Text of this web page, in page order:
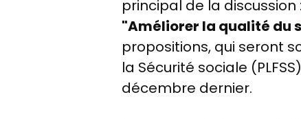
principal de la discussion :
"Améliorer la qualité du
propositions, qui seront
la Sécurité sociale
décembre dernier.